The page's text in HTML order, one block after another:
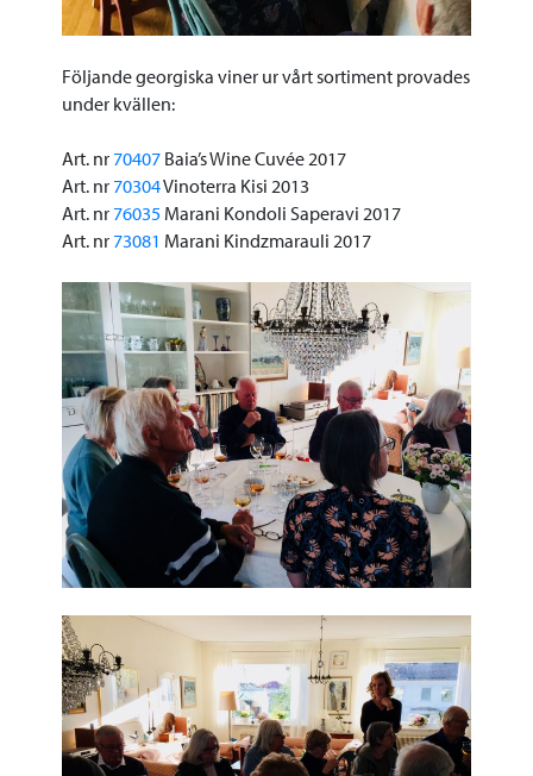
Följande georgiska viner ur vårt sortiment provades
under kvällen:
Art. nr70407 Baia’s Wine Cuvée 2017
Art. nr70304Vinoterra Kisi 2013
Art. nr76035 Marani Kondoli Saperavi 2017
Art. nr73081 Marani Kindzmarauli 2017